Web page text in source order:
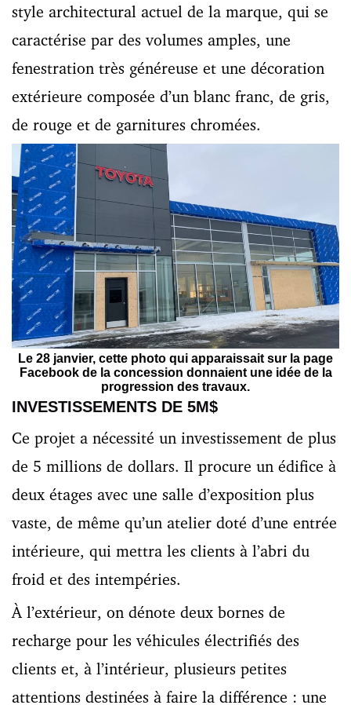
style architectural actuel de la marque, qui se
caractérise par des volumes amples, une
fenestration très généreuse et une décoration
extérieure composée d’un blanc franc, de gris,
de rouge et de garnitures chromées.
Le 28 janvier, cette photo qui apparaissait sur la page
Facebook de la concession donnaient une idée de la
progression des travaux.
INVESTISSEMENTS DE 5M$
Ce projet a nécessité un investissement de plus
de 5 millions de dollars. Il procure un édifice à
deux étages avec une salle d’exposition plus
vaste, de même qu’un atelier doté d’une entrée
intérieure, qui mettra les clients à l’abri du
froid et des intempéries.
À l’extérieur, on dénote deux bornes de
recharge pour les véhicules électrifiés des
clients et, à l’intérieur, plusieurs petites
attentions destinées à faire la différence : une